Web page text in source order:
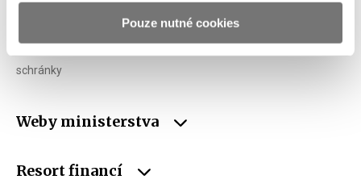
Pouze nutné cookies
CZ00006947
schránky
Weby ministerstva
Resort financí